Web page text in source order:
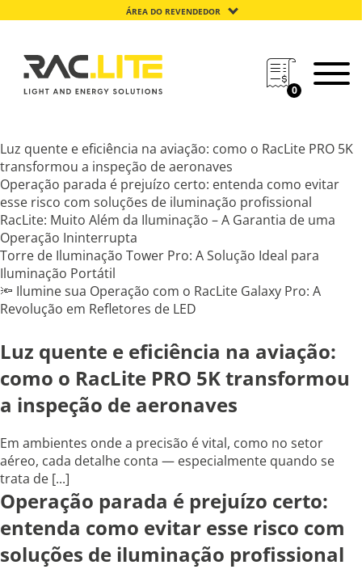
ÁREA DO REVENDEDOR
0
Luz quente e eficiência na aviação: como o RacLite PRO 5K
transformou a inspeção de aeronaves
Operação parada é prejuízo certo: entenda como evitar
esse risco com soluções de iluminação profissional
RacLite: Muito Além da Iluminação – A Garantia de uma
Operação Ininterrupta
Torre de Iluminação Tower Pro: A Solução Ideal para
Iluminação Portátil
🔦 Ilumine sua Operação com o RacLite Galaxy Pro: A
Revolução em Refletores de LED
Luz quente e eficiência na aviação:
como o RacLite PRO 5K transformou
a inspeção de aeronaves
Em ambientes onde a precisão é vital, como no setor
aéreo, cada detalhe conta — especialmente quando se
trata de [...]
Operação parada é prejuízo certo:
entenda como evitar esse risco com
soluções de iluminação profissional